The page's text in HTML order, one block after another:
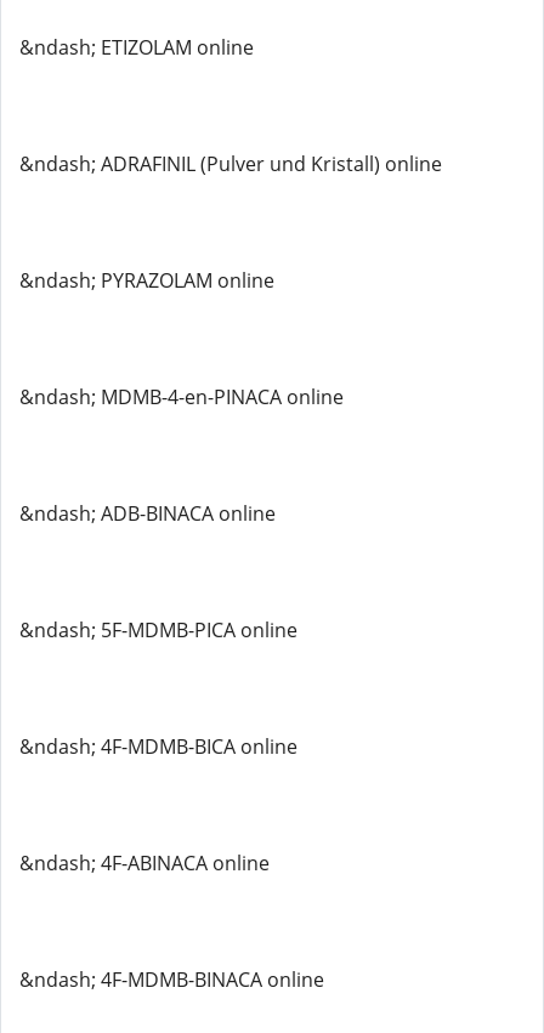
&ndash; ETIZOLAM online
&ndash; ADRAFINIL (Pulver und Kristall) online
&ndash; PYRAZOLAM online
&ndash; MDMB-4-en-PINACA online
&ndash; ADB-BINACA online
&ndash; 5F-MDMB-PICA online
&ndash; 4F-MDMB-BICA online
&ndash; 4F-ABINACA online
&ndash; 4F-MDMB-BINACA online